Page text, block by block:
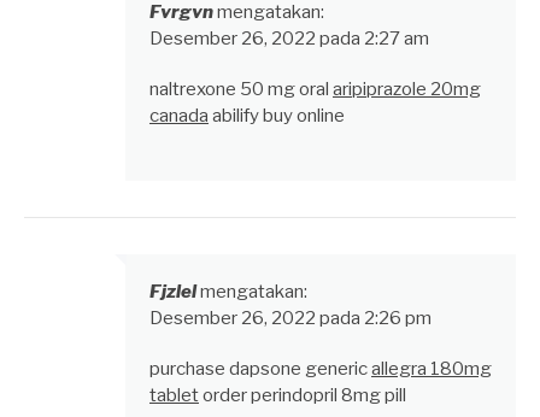
Fvrgvnmengatakan:
Desember 26, 2022 pada 2:27 am
naltrexone 50 mg oral aripiprazole 20mg
canada abilify buy online
Fjzlelmengatakan:
Desember 26, 2022 pada 2:26 pm
purchase dapsone genericallegra 180mg
tabletorder perindopril 8mg pill